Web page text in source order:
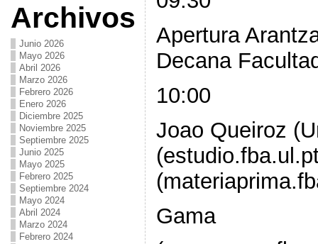
Archivos
Junio 2026
Mayo 2026
Abril 2026
Marzo 2026
Febrero 2026
Enero 2026
Diciembre 2025
Noviembre 2025
Septiembre 2025
Junio 2025
Mayo 2025
Febrero 2025
Septiembre 2024
Mayo 2024
Abril 2024
Marzo 2024
Febrero 2024
Apertura
Decana
10:00
Joao Queiroz
Gama